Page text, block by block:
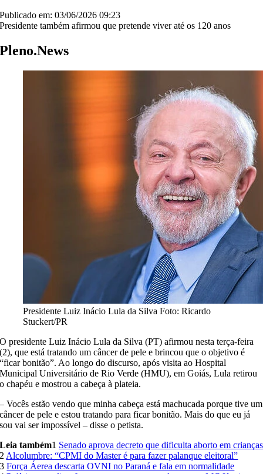
Publicado em: 03/06/2026 09:23
Presidente também afirmou que pretende viver até os 120 anos
Pleno.News
Presidente Luiz Inácio Lula da SilvaFoto: Ricardo
Stuckert/PR
O presidente Luiz Inácio Lula da Silva (PT) afirmou nesta terça-feira
(2), que está tratando um câncer de pele e brincou que o objetivo é
“ficar bonitão”. Ao longo do discurso, após visita ao Hospital
Municipal Universitário de Rio Verde (HMU), em Goiás, Lula retirou
o chapéu e mostrou a cabeça à plateia.
– Vocês estão vendo que minha cabeça está machucada porque tive um
câncer de pele e estou tratando para ficar bonitão. Mais do que eu já
sou vai ser impossível – disse o petista.
Leia também1 Senado aprova decreto que dificulta aborto em crianças
2 Alcolumbre: “CPMI do Master é para fazer palanque eleitoral”
3 Força Áerea descarta OVNI no Paraná e fala em normalidade